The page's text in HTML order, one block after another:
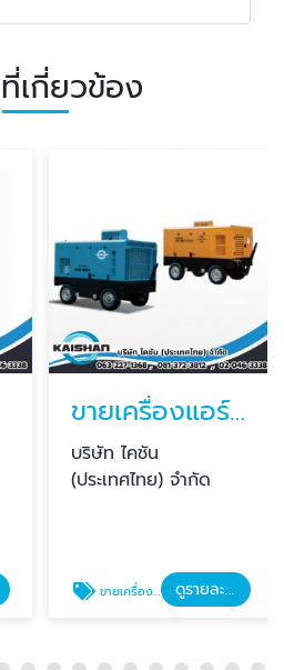
เกี่ยวข้อง
ขายเครื่องแอร์คอมเพรสเซอร์
บริษัท ไคชัน
(ประเทศไทย) จำกัด
ขายเครื่องแอร์คอมเพรสเซอร์ ดูรายละเอียด